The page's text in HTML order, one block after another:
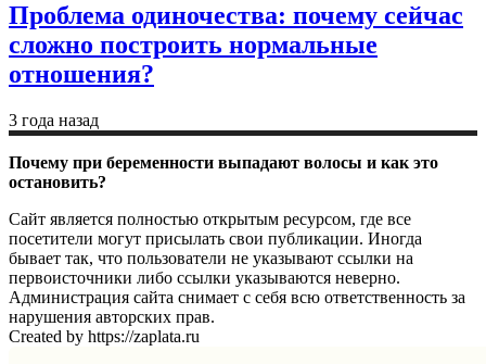
Проблема одиночества: почему сейчас
сложно построить нормальные
отношения?
3 года назад
Почему при беременности выпадают волосы и как это
остановить?
Сайт является полностью открытым ресурсом, где все
посетители могут присылать свои публикации. Иногда
бывает так, что пользователи не указывают ссылки на
первоисточники либо ссылки указываются неверно.
Администрация сайта снимает с себя всю ответственность за
нарушения авторских прав.
Created by https://zaplata.ru